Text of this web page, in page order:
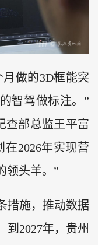
做的3D框能突
智驾做标注。”
查部总监王平富
2026年实现营
领头羊。”
措施，推动数据
到2027年，贵州